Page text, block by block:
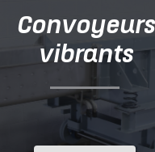
Convoyeurs
vibrants